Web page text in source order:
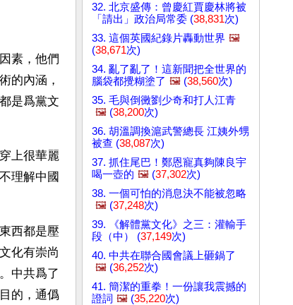
素，他們
的內涵，
是爲黨文
上很華麗
理解中國
西都是壓
化有崇尚
中共爲了
的，通僞
32. 北京盛傳：曾慶紅賈慶林將被
「請出」政治局常委 (38,831次)
33. 這個英國紀錄片轟動世界 🖼️
(38,671次)
34. 亂了亂了！這新聞把全世界的
腦袋都攪糊塗了 🖼️ (38,560次)
35. 毛與倒黴劉少奇和打人江青
🖼️ (38,200次)
36. 胡溫調換滬武警總長 江姨外甥
被查 (38,087次)
37. 抓住尾巴！鄭恩寵真夠陳良宇
喝一壺的 🖼️ (37,302次)
38. 一個可怕的消息決不能被忽略
🖼️ (37,248次)
39. 《解體黨文化》之三：灌輸手
段（中） (37,149次)
40. 中共在聯合國會議上砸鍋了
🖼️ (36,252次)
41. 簡潔的重拳！一份讓我震撼的
證詞 🖼️ (35,220次)